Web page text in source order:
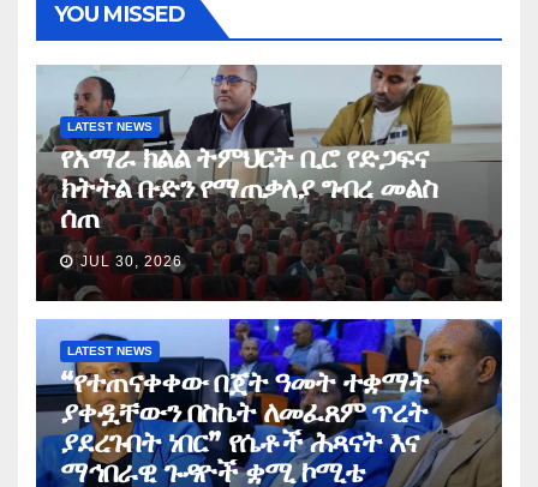
YOU MISSED
LATEST NEWS
የአማራ ክልል ትምህርት ቢሮ የድጋፍና
ክትትል ቡድን የማጠቃለያ ግብረ መልስ
ሰጠ
JUL 30, 2026
LATEST NEWS
“የተጠናቀቀው በጀት ዓመት ተቋማት
ያቀዷቸውን በስኬት ለመፈጸም ጥረት
ያደረጉበት ነበር” የሴቶች ሕጻናት እና
ማኅበራዊ ጉዳዮች ቋሚ ኮሚቴ